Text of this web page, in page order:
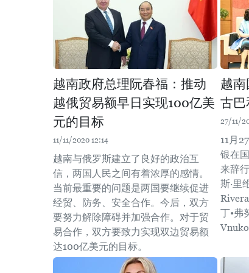
越南政府总理阮春福：推动
越俄贸易额早日实现100亿美
元的目标
11/11/2020 12:14
越南与俄罗斯建立了良好的政治互
信，两国人民之间有着浓厚的感情。
当前最重要的问题是两国要继续促进
经贸、防务、安全合作。今后，双方
要努力解除障碍并加强合作。对于贸
易合作，双方要致力实现双边贸易额
达100亿美元的目标。
越
古巴
27/11/
11月
银在
来辞
斯·里
丁•弗